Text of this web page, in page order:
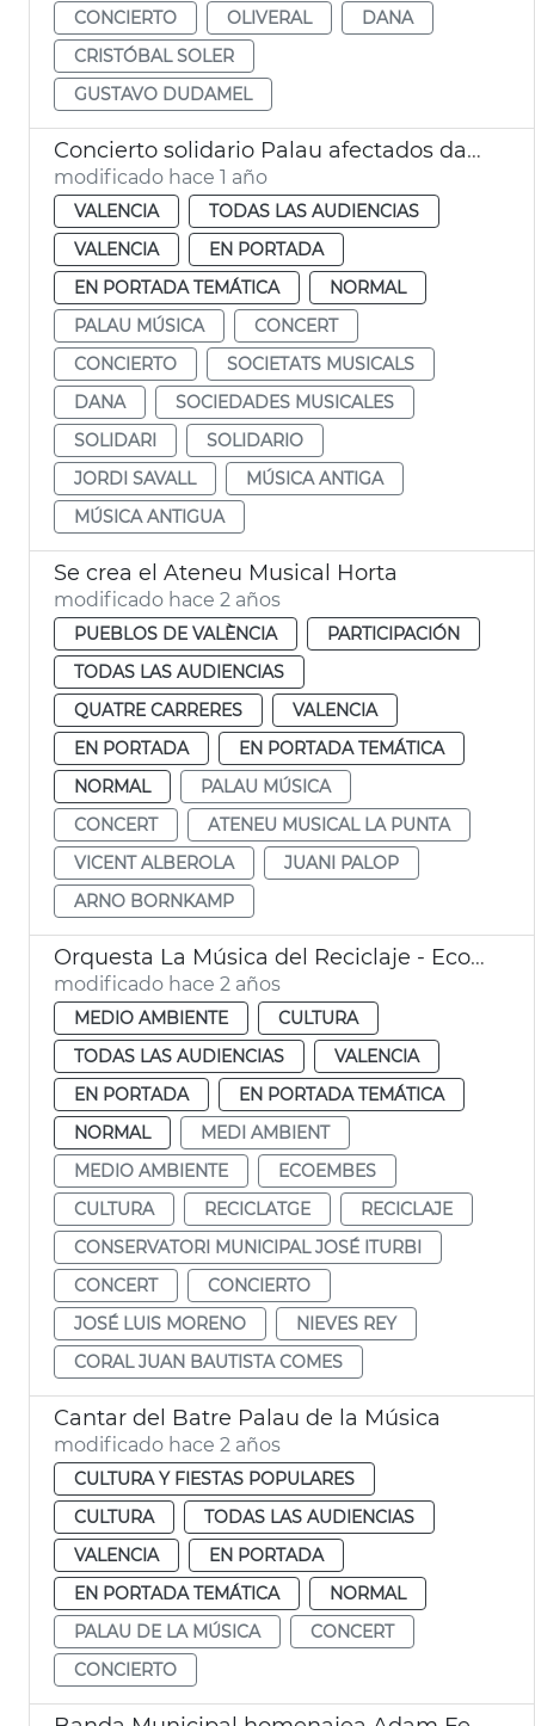
CONCIERTO OLIVERAL
DANA
CRISTÓBAL SOLER
GUSTAVO DUDAMEL
Concierto solidario Palau afectados dana y sociedades musicales
modificado hace 1 año
VALENCIA
TODAS LAS AUDIENCIAS
VALENCIA
EN PORTADA
EN PORTADA TEMÁTICA
NORMAL
PALAU MÚSICA
CONCERT
CONCIERTO
SOCIETATS MUSICALS
DANA
SOCIEDADES MUSICALES
SOLIDARI
SOLIDARIO
JORDI SAVALL
MÚSICA ANTIGA
MÚSICA ANTIGUA
Se crea el Ateneu Musical Horta
modificado hace 2 años
PUEBLOS DE VALÈNCIA
PARTICIPACIÓN
TODAS LAS AUDIENCIAS
QUATRE CARRERES
VALENCIA
EN PORTADA
EN PORTADA TEMÁTICA
NORMAL
PALAU MÚSICA
CONCERT
ATENEU MUSICAL LA PUNTA
VICENT ALBEROLA
JUANI PALOP
ARNO BORNKAMP
Orquesta La Música del Reciclaje - Ecoembes
modificado hace 2 años
MEDIO AMBIENTE
CULTURA
TODAS LAS AUDIENCIAS
VALENCIA
EN PORTADA
EN PORTADA TEMÁTICA
NORMAL
MEDI AMBIENT
MEDIO AMBIENTE
ECOEMBES
CULTURA
RECICLATGE
RECICLAJE
CONSERVATORI MUNICIPAL JOSÉ ITURBI
CONCERT
CONCIERTO
JOSÉ LUIS MORENO
NIEVES REY
CORAL JUAN BAUTISTA COMES
Cantar del Batre Palau de la Música
modificado hace 2 años
CULTURA Y FIESTAS POPULARES
CULTURA
TODAS LAS AUDIENCIAS
VALENCIA
EN PORTADA
EN PORTADA TEMÁTICA
NORMAL
PALAU DE LA MÚSICA
CONCERT
CONCIERTO